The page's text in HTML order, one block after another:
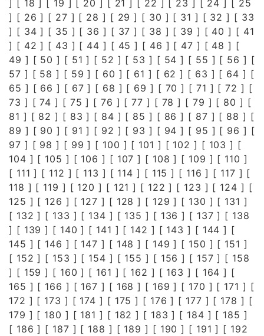
] [ 18 ] [ 19 ] [ 20 ] [ 21 ] [ 22 ] [ 23 ] [ 24 ] [ 25
] [ 26 ] [ 27 ] [ 28 ] [ 29 ] [ 30 ] [ 31 ] [ 32 ] [ 33
] [ 34 ] [ 35 ] [ 36 ] [ 37 ] [ 38 ] [ 39 ] [ 40 ] [ 41
] [ 42 ] [ 43 ] [ 44 ] [ 45 ] [ 46 ] [ 47 ] [ 48 ] [
49 ] [ 50 ] [ 51 ] [ 52 ] [ 53 ] [ 54 ] [ 55 ] [ 56 ] [
57 ] [ 58 ] [ 59 ] [ 60 ] [ 61 ] [ 62 ] [ 63 ] [ 64 ] [
65 ] [ 66 ] [ 67 ] [ 68 ] [ 69 ] [ 70 ] [ 71 ] [72 ] [
73 ] [74 ] [ 75 ] [ 76 ] [77 ] [ 78 ] [ 79 ] [ 80 ] [
81 ] [ 82 ] [ 83 ] [ 84 ] [ 85 ] [ 86 ] [ 87 ] [ 88 ] [
89 ] [ 90 ] [ 91 ] [ 92 ] [ 93 ] [ 94 ] [ 95 ] [ 96 ] [
97 ] [ 98 ] [ 99 ] [ 100 ] [ 101 ] [ 102 ] [ 103 ] [
104 ] [ 105 ] [ 106 ] [ 107 ] [ 108 ] [ 109 ] [ 110 ]
[ 111 ] [ 112 ] [ 113 ] [ 114 ] [ 115 ] [ 116 ] [ 117 ] [
118 ] [ 119 ] [ 120 ] [ 121 ] [ 122 ] [ 123 ] [ 124 ] [
125 ] [ 126 ] [ 127 ] [ 128 ] [ 129 ] [ 130 ] [ 131 ]
[ 132 ] [ 133 ] [ 134 ] [ 135 ] [ 136 ] [ 137 ] [ 138
] [ 139 ] [ 140 ] [ 141 ] [ 142 ] [ 143 ] [ 144 ] [
145 ] [ 146 ] [ 147 ] [ 148 ] [ 149 ] [ 150 ] [ 151 ]
[ 152 ] [ 153 ] [ 154 ] [ 155 ] [ 156 ] [ 157 ] [ 158
] [ 159 ] [ 160 ] [ 161 ] [ 162 ] [ 163 ] [ 164 ] [
165 ] [ 166 ] [ 167 ] [ 168 ] [ 169 ] [ 170 ] [ 171 ] [
172 ] [ 173 ] [ 174 ] [ 175 ] [ 176 ] [ 177 ] [ 178 ] [
179 ] [ 180 ] [ 181 ] [ 182 ] [ 183 ] [ 184 ] [ 185 ]
[ 186 ] [ 187 ] [ 188 ] [ 189 ] [ 190 ] [ 191 ] [ 192